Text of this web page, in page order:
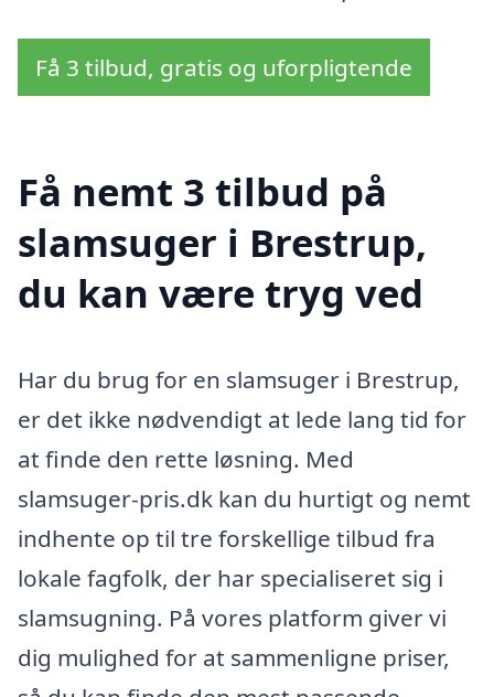
Få 3 tilbud, gratis og uforpligtende
Få nemt 3 tilbud på
slamsuger i Brestrup,
du kan være tryg ved
Har du brug for en slamsuger i Brestrup,
er det ikke nødvendigt at lede lang tid for
at finde den rette løsning. Med
slamsuger-pris.dk kan du hurtigt og nemt
indhente op til tre forskellige tilbud fra
lokale fagfolk, der har specialiseret sig i
slamsugning. På vores platform giver vi
dig mulighed for at sammenligne priser,